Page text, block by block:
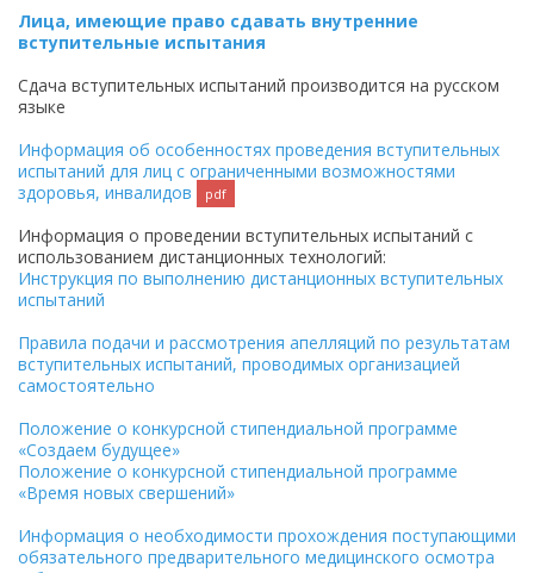
Лица, имеющие право сдавать внутренние
вступительные испытания
Сдача вступительных испытаний производится на русском
языке
Информация об особенностях проведения вступительных
испытаний для лиц с ограниченными возможностями
здоровья, инвалидов
pdf
Информация о проведении вступительных испытаний с
использованием дистанционных технологий:
Инструкция по выполнению дистанционных вступительных
испытаний
Правила подачи и рассмотрения апелляций по результатам
вступительных испытаний, проводимых организацией
самостоятельно
Положение о конкурсной стипендиальной программе
«Создаем будущее»
Положение о конкурсной стипендиальной программе
«Время новых свершений»
Информация о необходимости прохождения поступающими
обязательного предварительного медицинского осмотра